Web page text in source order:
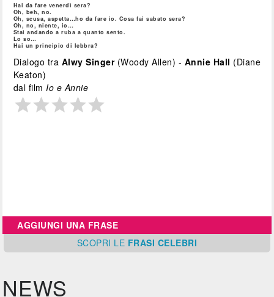
Hai da fare venerdì sera?
Oh, beh, no.
Oh, scusa, aspetta…ho da fare io. Cosa fai sabato sera?
Oh, no, niente, io…
Stai andando a ruba a quanto sento.
Lo so…
Hai un principio di lebbra?
Dialogo tra Alwy Singer(Woody Allen) - Annie Hall (Diane
Keaton)
dal film Io e Annie
AGGIUNGI UNA FRASE
SCOPRI LE FRASI CELEBRI
NEWS